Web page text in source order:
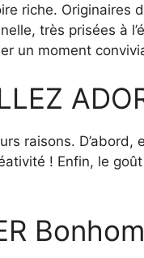
riche. Originaires
très prisées à
un moment
raisons.
! Enfin, le